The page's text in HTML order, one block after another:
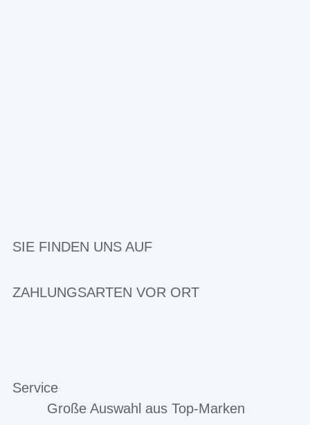
SIE FINDEN UNS AUF
ZAHLUNGSARTEN VOR ORT
Service
Große Auswahl aus Top-Marken